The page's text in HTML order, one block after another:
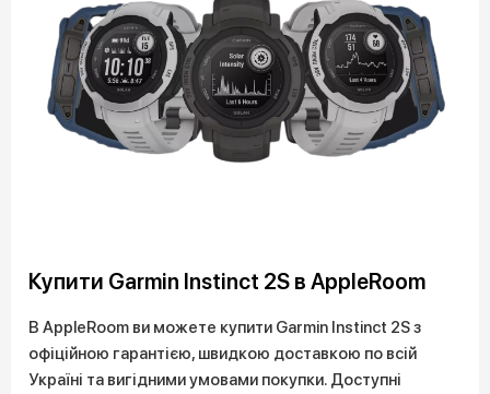
Купити Garmin Instinct 2S в AppleRoom
В AppleRoom ви можете купити Garmin Instinct 2S з
офіційною гарантією, швидкою доставкою по всій
Україні та вигідними умовами покупки. Доступні